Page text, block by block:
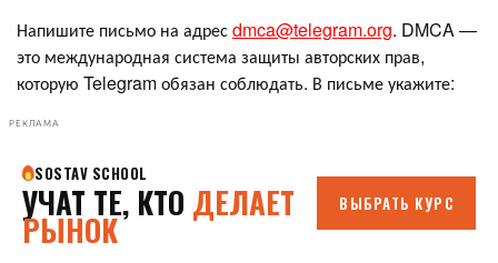
Напишите письмо на адресdmca@telegram.org. DMCA —
это международная система защиты авторских прав,
которую Telegram обязан соблюдать. В письме укажите:
РЕКЛАМА